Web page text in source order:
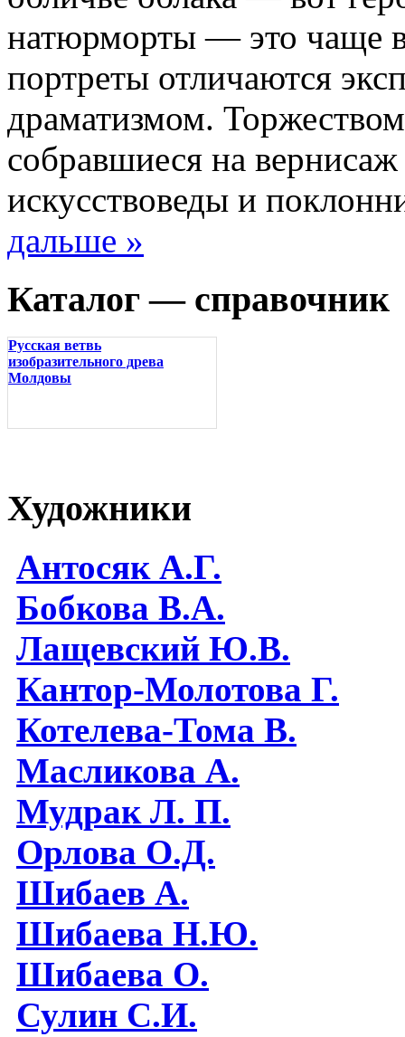
натюрморты — это чаще
портреты отличаются
драматизмом.
собравшиеся на
искусствоведы и
дальше »
Каталог — справочник
Русская ветвь
изобразительного древа
Молдовы
Художники
Антосяк А.Г.
Бобкова В.А.
Лащевский Ю.В.
Кантор-Молотова Г.
Котелева-Тома В.
Масликова А.
Мудрак Л. П.
Орлова О.Д.
Шибаев А.
Шибаева Н.Ю.
Шибаева O.
Сулин С.И.